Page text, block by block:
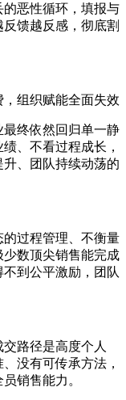
恶性循环，填报与
馈越反感，彻底割
组织赋能全面失效
终依然回归单一静
、不看过程成长，
、团队持续动荡的
过程管理、不衡量
数顶尖销售能完成
到公平激励，团队
路径是高度个人
没有可传承方法，
销售能力。